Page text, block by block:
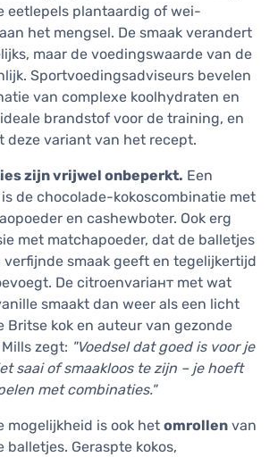
eetlepels plantaardig of wei-
het mengsel. De smaak verandert
maar de voedingswaarde van de
Sportvoedingsadviseurs bevelen
van complexe koolhydraten en
brandstof voor de training, en
deze variant van het recept.
zijn vrijwel onbeperkt. Een
de chocolade-kokoscombinatie met
en cashewboter. Ook erg
met matchapoeder, dat de balletjes
smaak geeft en tegelijkertijd
De citroenvariант met wat
smaakt dan weer als een licht
Britse kok en auteur van gezonde
zegt: "Voedsel dat goed is voor je
saai of smaakloos te zijn – je hoeft
met combinaties."
mogelijkheid is ook het omrollen van
Geraspte kokos,